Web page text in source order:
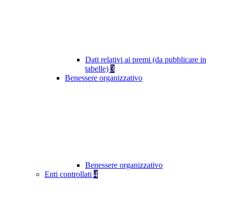
Dati relativi ai premi (da pubblicare in
tabelle) 3
Benessere organizzativo
Benessere organizzativo
Enti controllati 4